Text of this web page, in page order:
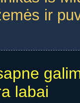
ir
labai